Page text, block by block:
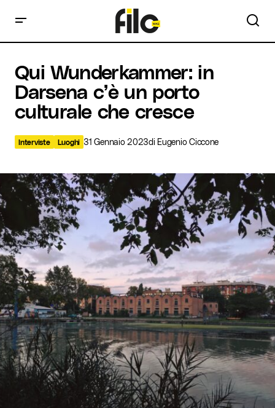
cresce
Qui Wunderkammer: in
Darsena c’è un porto
culturale che cresce
Interviste Luoghi 31 Gennaio 2023di Eugenio Ciccone